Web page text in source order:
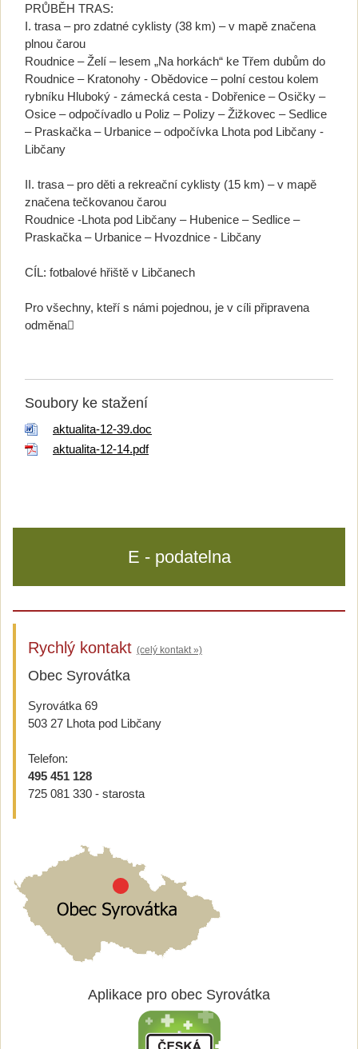
PRŮBĚH TRAS:
I. trasa – pro zdatné cyklisty (38 km) – v mapě značena
plnou čarou
Roudnice – Želí – lesem „Na horkách“ ke Třem dubům do
Roudnice – Kratonohy - Obědovice – polní cestou kolem
rybníku Hluboký - zámecká cesta - Dobřenice – Osičky –
Osice – odpočívadlo u Poliz – Polizy – Žižkovec – Sedlice
– Praskačka – Urbanice – odpočívka Lhota pod Libčany -
Libčany
II. trasa – pro děti a rekreační cyklisty (15 km) – v mapě
značena tečkovanou čarou
Roudnice -Lhota pod Libčany – Hubenice – Sedlice –
Praskačka – Urbanice – Hvozdnice - Libčany
CÍL: fotbalové hřiště v Libčanech
Pro všechny, kteří s námi pojednou, je v cíli připravena
odměna
Soubory ke stažení
aktualita-12-39.doc
aktualita-12-14.pdf
E - podatelna
Rychlý kontakt (celý kontakt »)
Obec Syrovátka
Syrovátka 69
503 27 Lhota pod Libčany
Telefon:
495 451 128
725 081 330 - starosta
Aplikace pro obec Syrovátka